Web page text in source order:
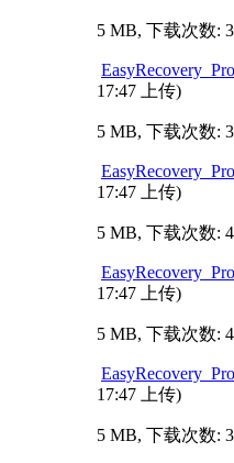
5 MB, 下载次数:
17:47 上传)
5 MB, 下载次数:
17:47 上传)
5 MB, 下载次数:
17:47 上传)
5 MB, 下载次数:
17:47 上传)
5 MB, 下载次数: